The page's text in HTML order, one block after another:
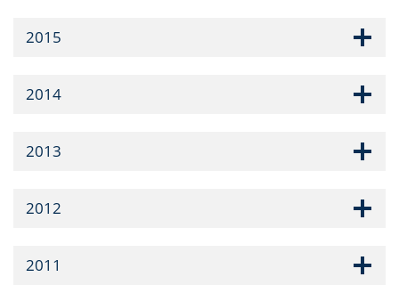
2015
2014
2013
2012
2011